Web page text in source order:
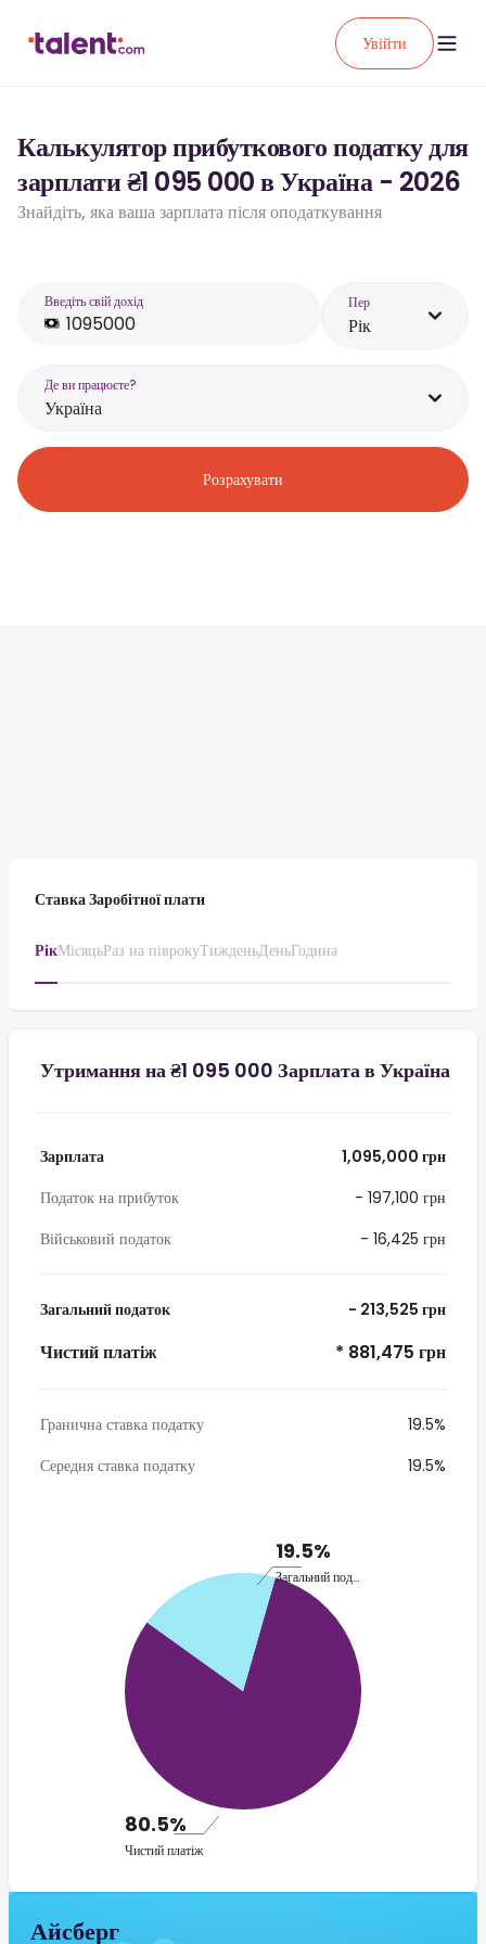
Увійти
Калькулятор прибуткового податку для
зарплати ₴1 095 000 в Україна - 2026
Знайдіть, яка ваша зарплата після оподаткування
Введіть свій дохід Пер
Рік
Де ви працюєте?
Україна
Розрахувати
Ставка Заробітної плати
РікМісяцьРаз на піврокуТижденьДеньГодина
Утримання на ₴1 095 000 Зарплата в Україна
Зарплата
1,095,000 грн
Податок на прибуток
- 197,100 грн
Військовий податок
- 16,425 грн
Загальний податок - 213,525 грн
Чистий платіж * 881,475 грн
Гранична ставка податку
19.5%
Середня ставка податку
19.5%
19.5%
Загальний податок
80.5%
Чистий платіж
Айсберг